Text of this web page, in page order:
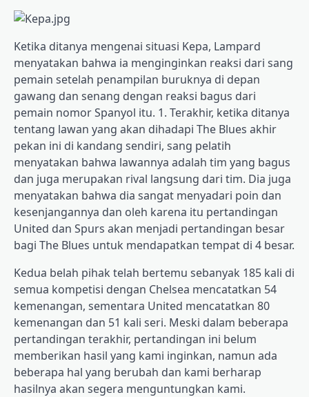
Ketika ditanya mengenai situasi Kepa, Lampard
menyatakan bahwa ia menginginkan reaksi dari sang
pemain setelah penampilan buruknya di depan
gawang dan senang dengan reaksi bagus dari
pemain nomor Spanyol itu. 1. Terakhir, ketika ditanya
tentang lawan yang akan dihadapi The Blues akhir
pekan ini di kandang sendiri, sang pelatih
menyatakan bahwa lawannya adalah tim yang bagus
dan juga merupakan rival langsung dari tim. Dia juga
menyatakan bahwa dia sangat menyadari poin dan
kesenjangannya dan oleh karena itu pertandingan
United dan Spurs akan menjadi pertandingan besar
bagi The Blues untuk mendapatkan tempat di 4 besar.
Kedua belah pihak telah bertemu sebanyak 185 kali di
semua kompetisi dengan Chelsea mencatatkan 54
kemenangan, sementara United mencatatkan 80
kemenangan dan 51 kali seri. Meski dalam beberapa
pertandingan terakhir, pertandingan ini belum
memberikan hasil yang kami inginkan, namun ada
beberapa hal yang berubah dan kami berharap
hasilnya akan segera menguntungkan kami.